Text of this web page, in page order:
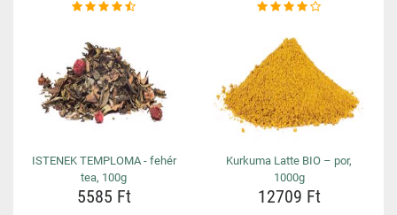
ISTENEK TEMPLOMA - fehér
tea, 100g
5585 Ft
Kurkuma Latte BIO – por,
1000g
12709 Ft